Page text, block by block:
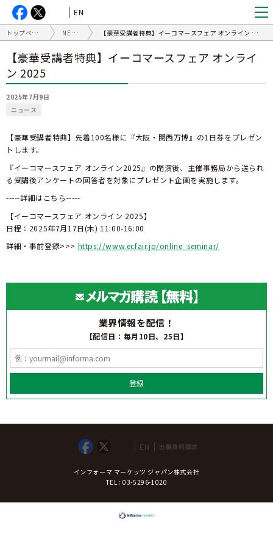
EN
トップページ NEWS 【豪華受講者特典】イーコマースフェア オンライン 2025
【豪華受講者特典】イーコマースフェア オンライ
ン 2025
2025年7月9日
ニュース
【豪華受講者特典】先着100名様に『大阪・関西万博』の1日券をプレゼン
トします。
『イーコマースフェア オンライン2025』の閉演後、主催事務局から送られ
る受講後アンケートの回答者を対象にプレゼント企画を実施します。
-----詳細はこちら-----
【イーコマースフェア オンライン 2025】
日程：2025年7月17日(木) 11:00-16:00
詳細・事前登録>>> https://www.ecfair.jp/online_seminar/
業界情報を配信！
【配信日：毎月10日、25日】
登録
EN 出展資料請求
インフォーマ マーケッツ ジャパン株式会社
TEL : 03-5296-1020